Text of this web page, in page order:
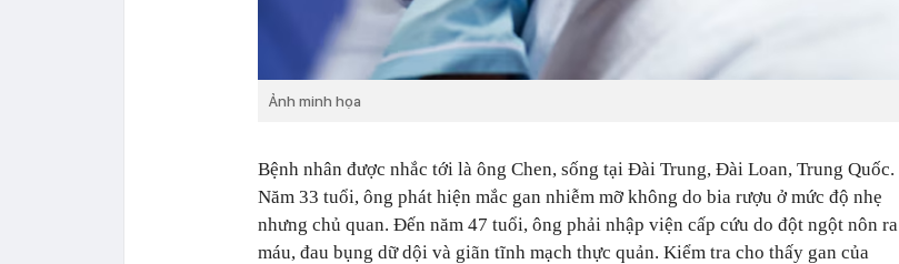
Ảnh minh họa
Bệnh nhân được nhắc tới là ông Chen, sống tại Đài Trung, Đài Loan, Trung Quốc.
Năm 33 tuổi, ông phát hiện mắc gan nhiễm mỡ không do bia rượu ở mức độ nhẹ
nhưng chủ quan. Đến năm 47 tuổi, ông phải nhập viện cấp cứu do đột ngột nôn ra
máu, đau bụng dữ dội và giãn tĩnh mạch thực quản. Kiểm tra cho thấy gan của